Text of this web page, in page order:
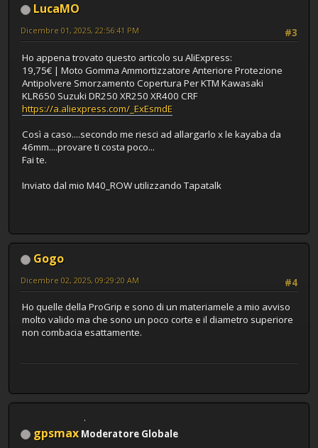
LucaMO
#3
Dicembre 01, 2025, 22:56:41 PM
Ho appena trovato questo articolo su AliExpress:
19,75€ | Moto Gomma Ammortizzatore Anteriore Protezione
Antipolvere Smorzamento Copertura Per KTM Kawasaki
KLR650 Suzuki DR250 XR250 XR400 CRF
https://a.aliexpress.com/_ExEsmdE
Così a caso....secondo me riesci ad allargarlo x le kayaba da
46mm....provare ti costa poco...
Fai te.
Inviato dal mio M40_ROW utilizzando Tapatalk
Gogo
#4
Dicembre 02, 2025, 09:29:20 AM
Ho quelle della ProGrip e sono di un materiamele a mio avviso
molto valido ma che sono un poco corte e il diametro superiore
non combacia esattamente.
gpsmax Moderatore Globale